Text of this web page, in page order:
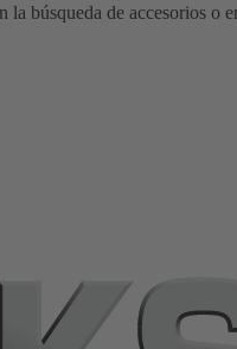
la búsqueda de accesorios o